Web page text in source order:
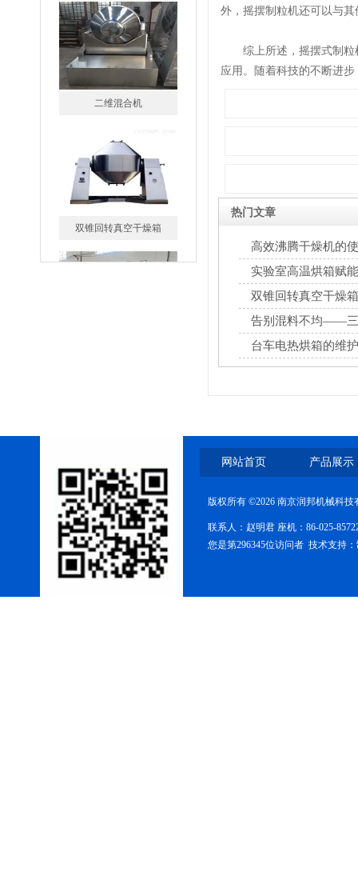
二维混合机
双锥回转真空干燥箱
糖衣机
外，摇摆制粒机还可以与
综上所述，摇摆式制粒机
应用。随着科技的不断进
热门文章
高效沸腾干燥机的
实验室高温烘箱赋
双锥回转真空干燥
告别混料不均——三
台车电热烘箱的维
网站首页 产品展示
版权所有 ©2026 南京润邦机械科
联系人：赵明君 座机：86-025-
您是第296345位访问者 技术支持：